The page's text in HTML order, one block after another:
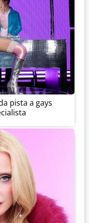
pista a gays